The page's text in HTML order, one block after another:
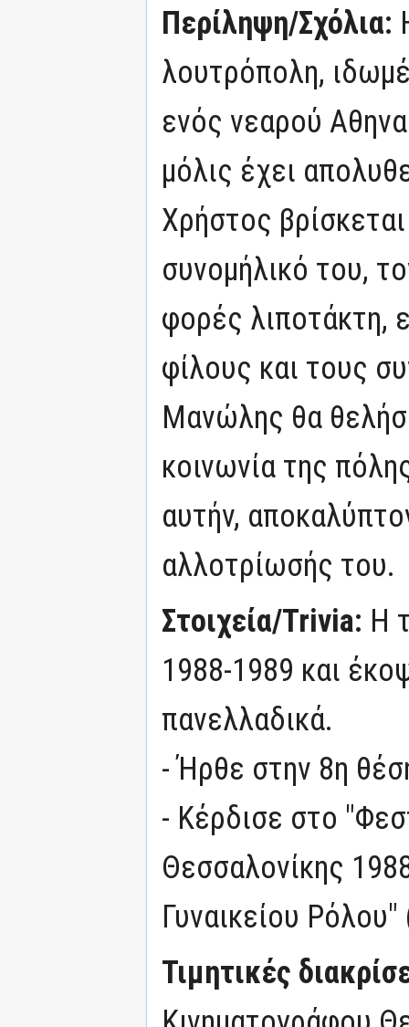
Περίληψη/Σχόλια:
λουτρόπολη,
ενός νεαρού
μόλις έχει
Χρήστος
συνομήλικό του,
φορές λιποτάκτη,
φίλους και τους
Μανώλης θα
κοινωνία της
αυτήν,
αλλοτρίωσής του.
Στοιχεία/Trivia: Η
1988-1989 και
πανελλαδικά.
- Ήρθε στην 8η
- Κέρδισε στο
Θεσσαλονίκης
Γυναικείου
Τιμητικές